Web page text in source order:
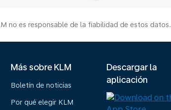
no es responsable de la fiabilidad de estos datos.
Más sobre KLM
Boletín de noticias
Por qué elegir KLM
Descargar la
aplicación